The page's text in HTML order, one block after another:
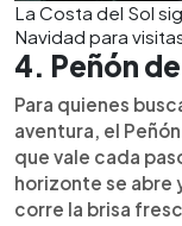
La Costa del Sol
Navidad para
4. Peñón
Para quienes
aventura, el
que vale cada
horizonte se abre
corre la brisa